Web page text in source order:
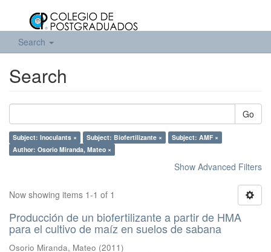
Search
Search
Go
Subject: Inoculants × Subject: Biofertilizante ×
Subject: AMF ×
Author: Osorio Miranda, Mateo ×
Show Advanced Filters
Now showing items 1-1 of 1
Producción de un biofertilizante a partir de HMA
para el cultivo de maíz en suelos de sabana
Osorio Miranda, Mateo (2011)